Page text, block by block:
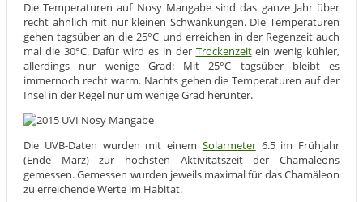
Die Temperaturen auf Nosy Mangabe sind das ganze Jahr über
recht ähnlich mit nur kleinen Schwankungen. DIe Temperaturen
gehen tagsüber an die 25°C und erreichen in der Regenzeit auch
mal die 30°C. Dafür wird es in der Trockenzeitein wenig kühler,
allerdings nur wenige Grad: Mit 25°C tagsüber bleibt es
immernoch recht warm. Nachts gehen die Temperaturen auf der
Insel in der Regel nur um wenige Grad herunter.
Die UVB-Daten wurden mit einem Solarmeter6.5 im Frühjahr
(Ende März) zur höchsten Aktivitätszeit der Chamäleons
gemessen. Gemessen wurden jeweils maximal für das Chamäleon
zu erreichende Werte im Habitat.